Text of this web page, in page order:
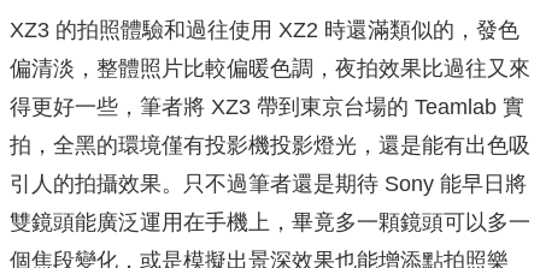
XZ3 的拍照體驗和過往使用 XZ2 時還滿類似的，發色
偏清淡，整體照片比較偏暖色調，夜拍效果比過往又來
得更好一些，筆者將 XZ3 帶到東京台場的 Teamlab 實
拍，全黑的環境僅有投影機投影燈光，還是能有出色吸
引人的拍攝效果。只不過筆者還是期待 Sony 能早日將
雙鏡頭能廣泛運用在手機上，畢竟多一顆鏡頭可以多一
個焦段變化，或是模擬出景深效果也能增添點拍照樂